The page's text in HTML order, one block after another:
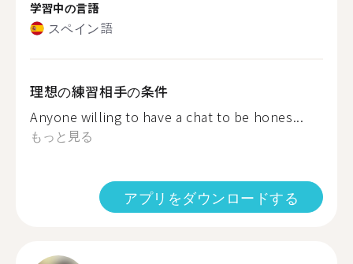
学習中の言語
スペイン語
理想の練習相手の条件
Anyone willing to have a chat to be hones...
もっと見る
アプリをダウンロードする